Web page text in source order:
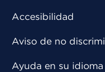
Accesibilidad
Aviso de no
Ayuda en su idioma